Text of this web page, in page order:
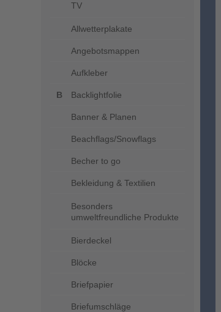
TV
Allwetterplakate
Angebotsmappen
Aufkleber
Backlightfolie
Banner & Planen
Beachflags/Snowflags
Becher to go
Bekleidung & Textilien
Besonders
umweltfreundliche Produkte
Bierdeckel
Blöcke
Briefpapier
Briefumschläge